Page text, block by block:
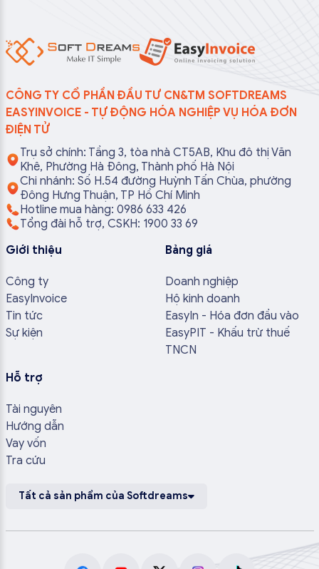
CÔNG TY CỔ PHẦN ĐẦU TƯ CN&TM SOFTDREAMS
EASYINVOICE - TỰ ĐỘNG HÓA NGHIỆP VỤ HÓA ĐƠN
ĐIỆN TỬ
Trụ sở chính: Tầng 3, tòa nhà CT5AB, Khu đô thị Văn
Khê, Phường Hà Đông, Thành phố Hà Nội
Chi nhánh: Số H.54 đường Huỳnh Tấn Chùa, phường
Đông Hưng Thuận, TP Hồ Chí Minh
Hotline mua hàng: 0986 633 426
Tổng đài hỗ trợ, CSKH: 1900 33 69
Giới thiệu
Công ty
EasyInvoice
Tin tức
Sự kiện
Bảng giá
Doanh nghiệp
Hộ kinh doanh
EasyIn - Hóa đơn đầu vào
EasyPIT - Khấu trừ thuế
TNCN
Hỗ trợ
Tài nguyên
Hướng dẫn
Vay vốn
Tra cứu
Tất cả sản phẩm của Softdreams